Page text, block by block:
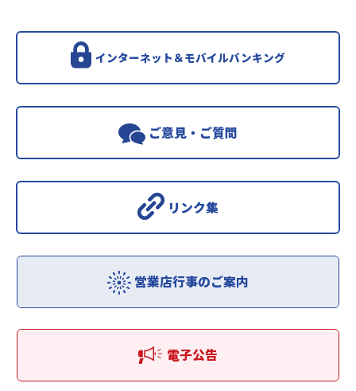
インターネット＆モバイルバンキング
ご意見・ご質問
リンク集
営業店行事のご案内
電子公告